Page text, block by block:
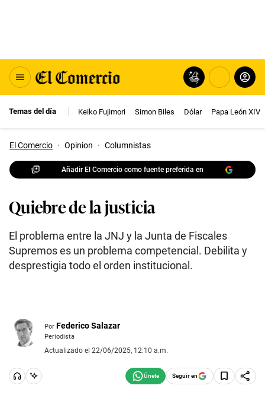
Temas del día Keiko Fujimori Simon Biles Dólar Papa León XIV
El Comercio · Opinion · Columnistas
Añadir El Comercio como fuente preferida en
Quiebre de la justicia
El problema entre la JNJ y la Junta de Fiscales
Supremos es un problema competencial. Debilita y
desprestigia todo el orden institucional.
Por Federico Salazar
Periodista
Actualizado el 22/06/2025, 12:10 a.m.
Seguir en